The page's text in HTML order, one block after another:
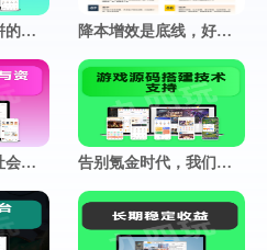
2026年做手游，拼的不是技术，而是谁更懂玩家的心 降本增效是底线，好玩才是游戏的灵魂
游戏不止胜负：社会价值赛道，正在悄悄改写游戏的定义 告别氪金时代，我们凭什么让老玩家集体回归？